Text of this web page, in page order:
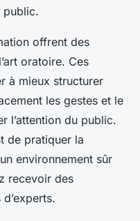
public.
offrent des
oratoire. Ces
à mieux structurer
les gestes et le
l’attention du public.
de pratiquer la
environnement sûr
recevoir des